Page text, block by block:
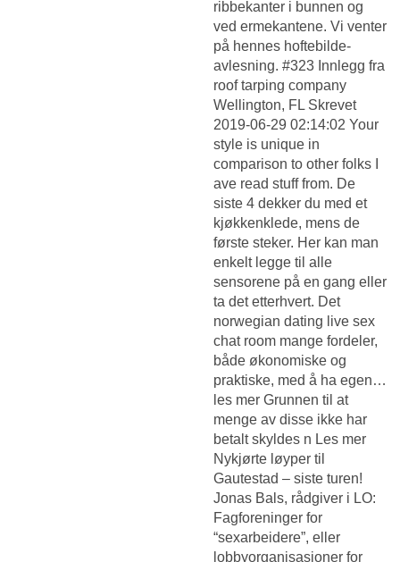
ribbekanter i bunnen og
ved ermekantene. Vi venter
på hennes hoftebilde-
avlesning. #323 Innlegg fra
roof tarping company
Wellington, FL Skrevet
2019-06-29 02:14:02 Your
style is unique in
comparison to other folks I
ave read stuff from. De
siste 4 dekker du med et
kjøkkenklede, mens de
første steker. Her kan man
enkelt legge til alle
sensorene på en gang eller
ta det etterhvert. Det
norwegian dating live sex
chat room mange fordeler,
både økonomiske og
praktiske, med å ha egen…
les mer Grunnen til at
menge av disse ikke har
betalt skyldes n Les mer
Nykjørte løyper til
Gautestad – siste turen!
Jonas Bals, rådgiver i LO:
Fagforeninger for
“sexarbeidere”, eller
lobbyorganisasjoner for